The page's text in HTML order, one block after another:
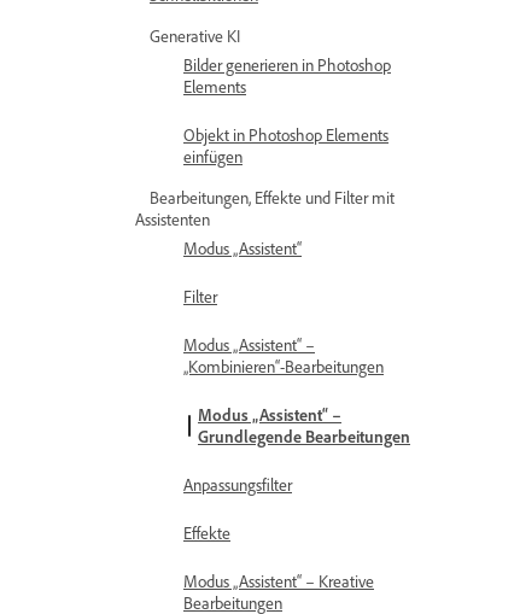
Generative KI
Bilder generieren in Photoshop
Elements
Objekt in Photoshop Elements
einfügen
Bearbeitungen, Effekte und Filter mit
Assistenten
Modus „Assistent“
Filter
Modus „Assistent“ –
„Kombinieren“-Bearbeitungen
Modus „Assistent“ –
Grundlegende Bearbeitungen
Anpassungsfilter
Effekte
Modus „Assistent“ – Kreative
Bearbeitungen